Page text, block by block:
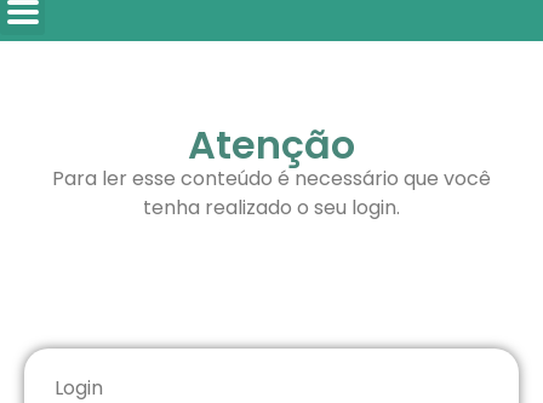
Atenção
Para ler esse conteúdo é necessário que você
tenha realizado o seu login.
Login